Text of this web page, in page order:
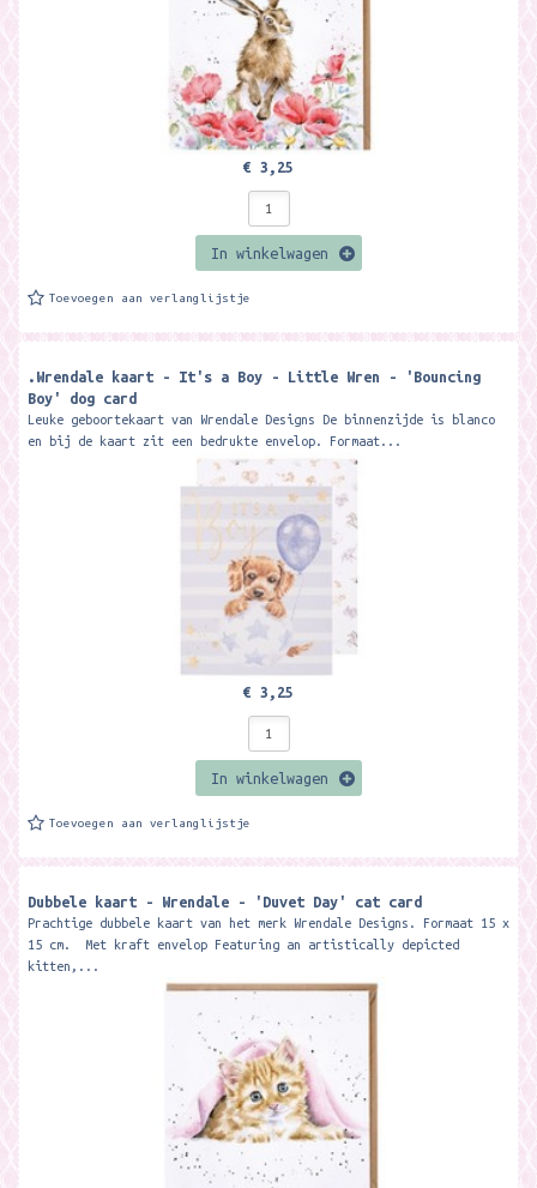
€ 3,25
In winkelwagen
Toevoegen aan verlanglijstje
.Wrendale kaart - It's a Boy - Little Wren - 'Bouncing
Boy' dog card
Leuke geboortekaart van Wrendale Designs De binnenzijde is blanco
en bij de kaart zit een bedrukte envelop. Formaat...
€ 3,25
In winkelwagen
Toevoegen aan verlanglijstje
Dubbele kaart - Wrendale - 'Duvet Day' cat card
Prachtige dubbele kaart van het merk Wrendale Designs. Formaat 15 x
15 cm. Met kraft envelop Featuring an artistically depicted
kitten,...